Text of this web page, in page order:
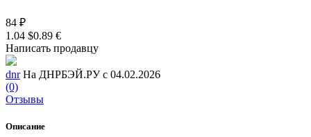
84 ₽
1.04 $0.89 €
Написать продавцу
dnr На ДНРБЭЙ.РУ с 04.02.2026
(0)
Отзывы
Описание